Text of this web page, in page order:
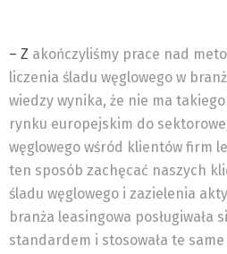
– Z akończyliśmy prace nad
liczenia śladu węglowego w
wiedzy wynika, że nie ma
rynku europejskim do
węglowego wśród klientów firm
ten sposób zachęcać naszych
śladu węglowego i zazielenia
branża leasingowa posługiwała
standardem i stosowała te